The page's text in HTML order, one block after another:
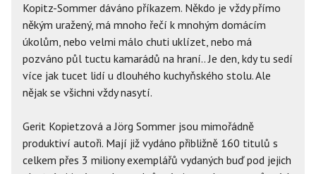
Kopitz-Sommer dáváno příkazem. Někdo je vždy přímo
někým uražený, má mnoho řečí k mnohým domácím
úkolům, nebo velmi málo chuti uklízet, nebo má
pozváno půl tuctu kamarádů na hraní.. Je den, kdy tu sedí
více jak tucet lidí u dlouhého kuchyňského stolu. Ale
nějak se všichni vždy nasytí.
Gerit Kopietzová a Jörg Sommer jsou mimořádně
produktiví autoři. Mají již vydáno přibližně 160 titulů s
celkem přes 3 miliony exemplářů vydaných buď pod jejich